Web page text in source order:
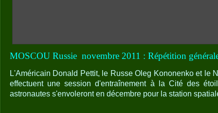
MOSCOU Russie novembre 2011 : Répétition
L'Américain Donald Pettit, le Russe Oleg Kononenko et le
effectuent une session d'entraînement à la Cité des
astronautes s'envoleront en décembre pour la station